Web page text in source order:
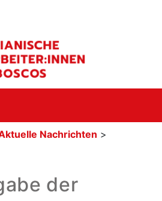
Nachrichten >
der